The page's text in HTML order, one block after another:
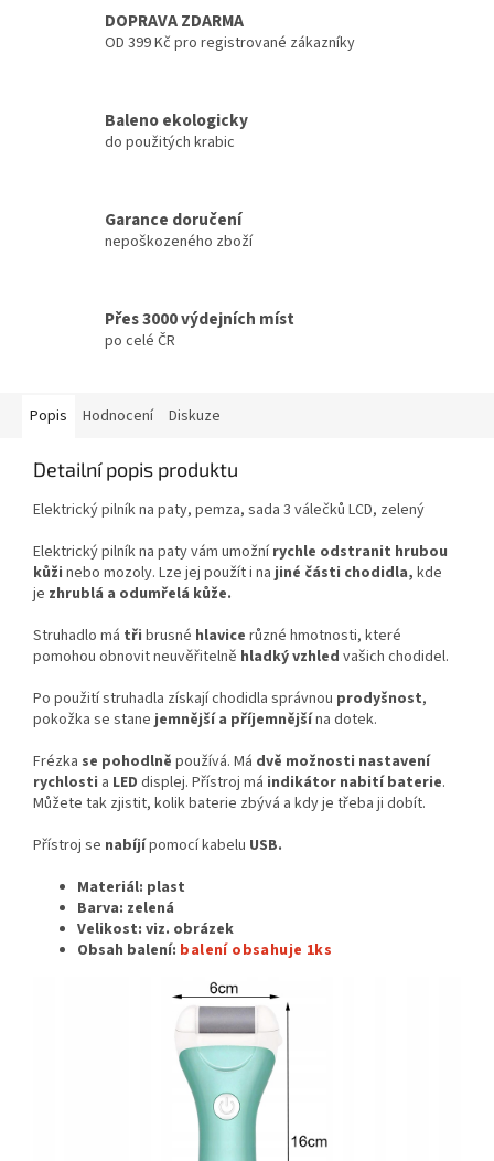
DOPRAVA ZDARMA
OD 399 Kč pro registrované zákazníky
Baleno ekologicky
do použitých krabic
Garance doručení
nepoškozeného zboží
Přes 3000 výdejních míst
po celé ČR
Popis Hodnocení Diskuze
Detailní popis produktu
Elektrický pilník na paty, pemza, sada 3 válečků LCD, zelený
Elektrický pilník na paty vám umožnírychle odstranit hrubou
kůži nebo mozoly. Lze jej použít i najiné části chodidla, kde
je zhrublá a odumřelá kůže.
Struhadlo má tři brusné hlavice různé hmotnosti, které
pomohou obnovit neuvěřitelně hladký vzhled vašich chodidel.
Po použití struhadla získají chodidla správnou prodyšnost,
pokožka se stanejemnější a příjemnějšína dotek.
Frézka se pohodlně používá. Má dvě možnosti nastavení
rychlosti a LED displej. Přístroj má indikátor nabití baterie.
Můžete tak zjistit, kolik baterie zbývá a kdy je třeba ji dobít.
Přístroj se nabíjípomocí kabelu USB.
Materiál: plast
Barva: zelená
Velikost: viz. obrázek
Obsah balení: balení obsahuje 1ks